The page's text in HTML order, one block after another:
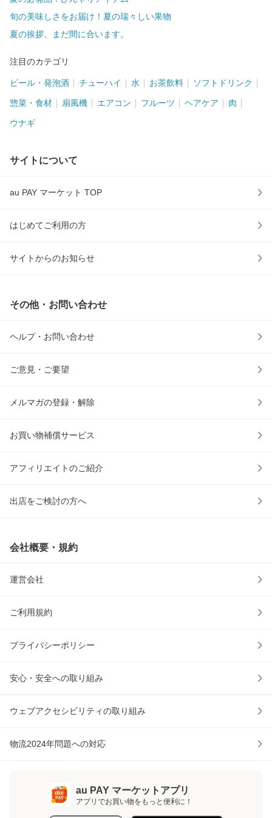
旬の美味しさをお届け！夏の瑞々しい果物
夏の挨拶、まだ間に合います。
注目のカテゴリ
ビール・発泡酒 チューハイ 水 お茶飲料 ソフトドリンク
惣菜・食材 扇風機 エアコン フルーツ ヘアケア 肉
ウナギ
サイトについて
au PAY マーケット TOP
はじめてご利用の方
サイトからのお知らせ
その他・お問い合わせ
ヘルプ・お問い合わせ
ご意見・ご要望
メルマガの登録・解除
お買い物補償サービス
アフィリエイトのご紹介
出店をご検討の方へ
会社概要・規約
運営会社
ご利用規約
プライバシーポリシー
安心・安全への取り組み
ウェブアクセシビリティの取り組み
物流2024年問題への対応
au PAY マーケットアプリ
アプリでお買い物をもっと便利に！